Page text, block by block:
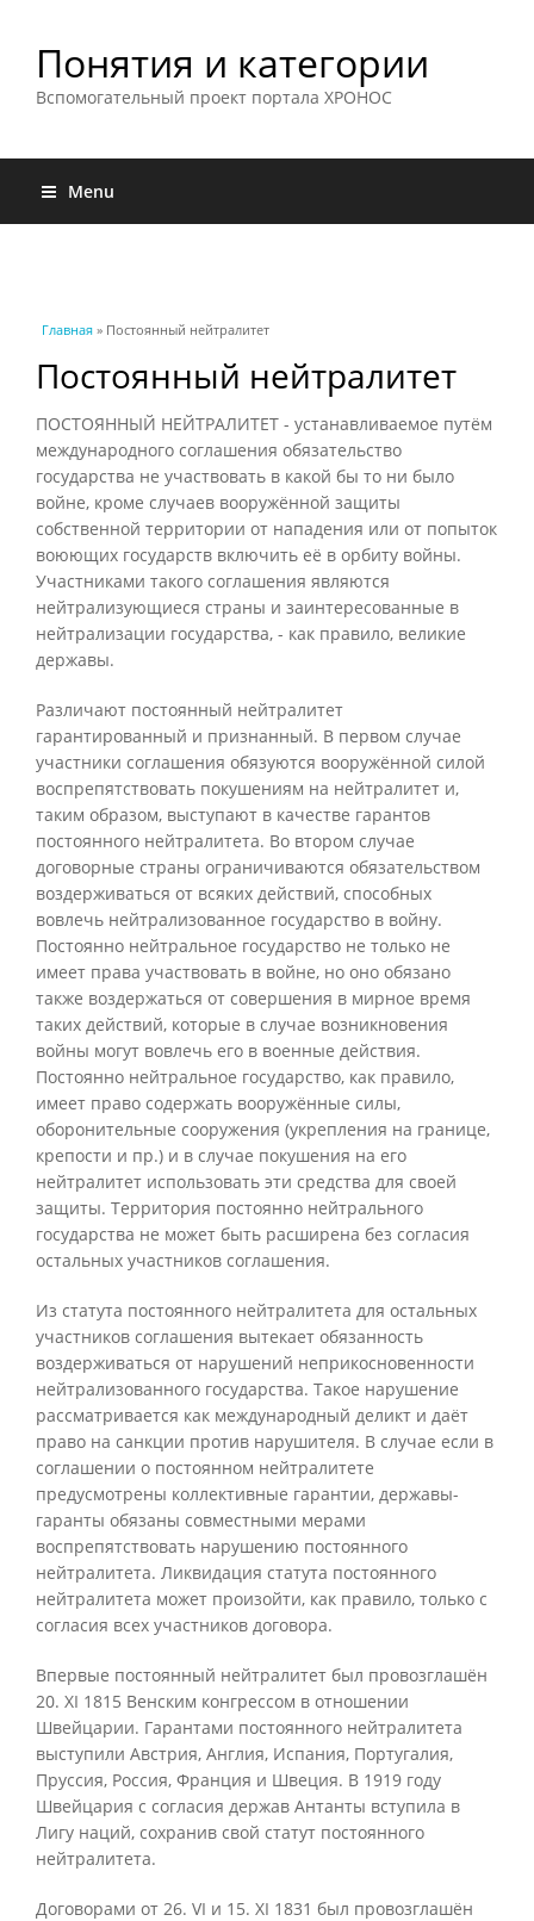
Понятия и категории
Вспомогательный проект портала ХРОНОС
Menu
Вы здесь
Главная » Постоянный нейтралитет
Постоянный нейтралитет
ПОСТОЯННЫЙ НЕЙТРАЛИТЕТ - устанавливаемое путём
международного соглашения обязательство
государства не участвовать в какой бы то ни было
войне, кроме случаев вооружённой защиты
собственной территории от нападения или от попыток
воюющих государств включить её в орбиту войны.
Участниками такого соглашения являются
нейтрализующиеся страны и заинтересованные в
нейтрализации государства, - как правило, великие
державы.
Различают постоянный нейтралитет
гарантированный и признанный. В первом случае
участники соглашения обязуются вооружённой силой
воспрепятствовать покушениям на нейтралитет и,
таким образом, выступают в качестве гарантов
постоянного нейтралитета. Во втором случае
договорные страны ограничиваются обязательством
воздерживаться от всяких действий, способных
вовлечь нейтрализованное государство в войну.
Постоянно нейтральное государство не только не
имеет права участвовать в войне, но оно обязано
также воздержаться от совершения в мирное время
таких действий, которые в случае возникновения
войны могут вовлечь его в военные действия.
Постоянно нейтральное государство, как правило,
имеет право содержать вооружённые силы,
оборонительные сооружения (укрепления на границе,
крепости и пр.) и в случае покушения на его
нейтралитет использовать эти средства для своей
защиты. Территория постоянно нейтрального
государства не может быть расширена без согласия
остальных участников соглашения.
Из статута постоянного нейтралитета для остальных
участников соглашения вытекает обязанность
воздерживаться от нарушений неприкосновенности
нейтрализованного государства. Такое нарушение
рассматривается как международный деликт и даёт
право на санкции против нарушителя. В случае если в
соглашении о постоянном нейтралитете
предусмотрены коллективные гарантии, державы-
гаранты обязаны совместными мерами
воспрепятствовать нарушению постоянного
нейтралитета. Ликвидация статута постоянного
нейтралитета может произойти, как правило, только с
согласия всех участников договора.
Впервые постоянный нейтралитет был провозглашён
20. XI 1815 Венским конгрессом в отношении
Швейцарии. Гарантами постоянного нейтралитета
выступили Австрия, Англия, Испания, Португалия,
Пруссия, Россия, Франция и Швеция. В 1919 году
Швейцария с согласия держав Антанты вступила в
Лигу наций, сохранив свой статут постоянного
нейтралитета.
Договорами от 26. VI и 15. XI 1831 был провозглашён